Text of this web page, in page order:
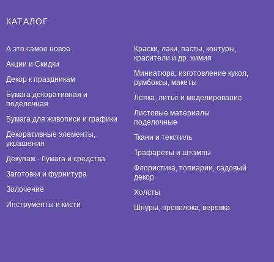
КАТАЛОГ
А это самое новое
Акции и Скидки
Декор к праздникам
Бумага декоративная и
поделочная
Бумага для живописи и графики
Декоративные элементы,
украшения
Декупаж - бумага и средства
Заготовки и фурнитура
Золочение
Инструменты и кисти
Краски, лаки, пасты, контуры,
красители и др. химия
Миниатюра, изготовление кукол,
румбоксы, макеты
Лепка, литьё и моделирование
Листовые материалы
поделочные
Ткани и текстиль
Трафареты и штампы
Флористика, топиарии, садовый
декор
Холсты
Шнуры, проволока, веревка